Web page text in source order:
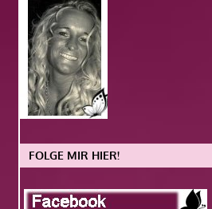
FOLGE MIR HIER!